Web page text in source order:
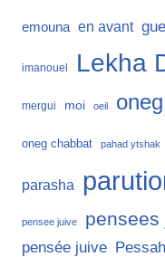
emouna en avant
imanouel Lekha
mergui moi oeil
oneg chabbat pahad ytshak
parasha
pensee juive pensees
pensée juive Pessah